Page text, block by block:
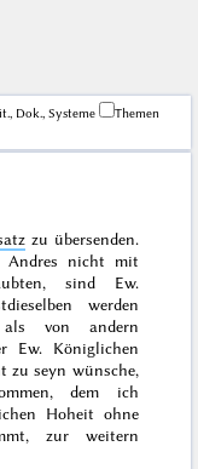
Dok., Systeme
Themen
zu übersenden.
Andres nicht mit
sind Ew.
werden
als von andern
Ew. Königlichen
zu seyn wünsche,
dem ich
Hoheit ohne
zur weitern